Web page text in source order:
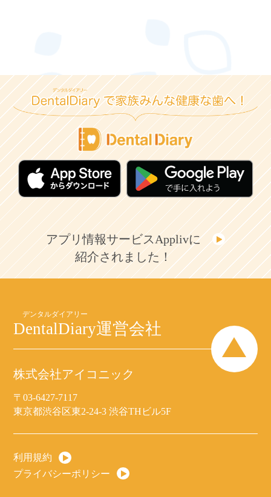
アプリ情報サービスApplivに
紹介されました！
DentalDiary運営会社
株式会社アイコニック
〒03-6427-7117
東京都渋谷区東2-24-3 渋谷THビル5F
利用規約
プライバシーポリシー